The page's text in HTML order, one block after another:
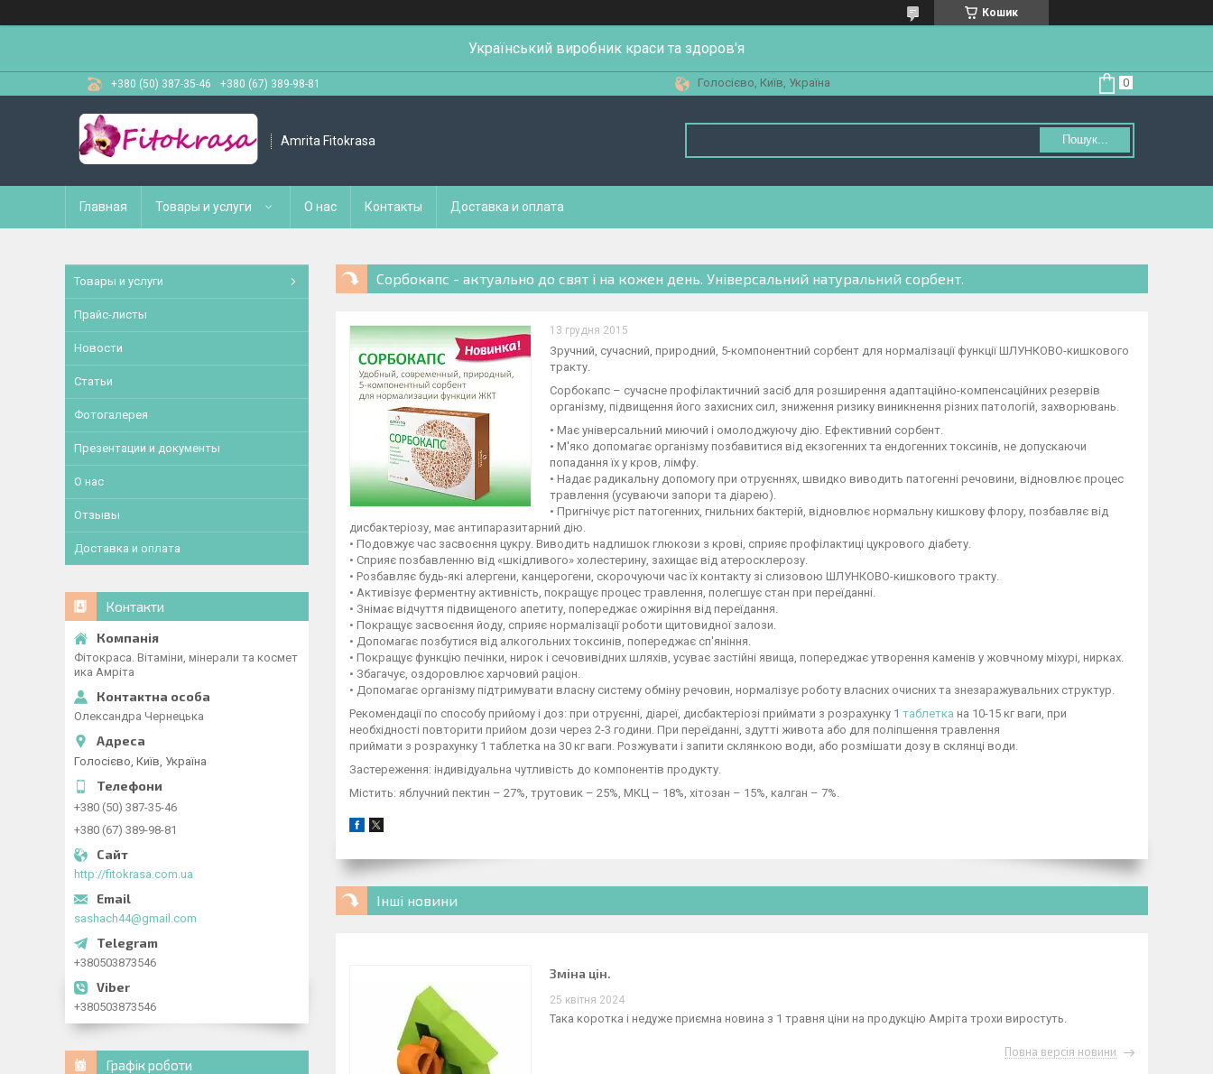
Кошик
Український виробник краси та здоров'я
+380 (50) 387-35-46 +380 (67) 389-98-81 Голосієво, Київ, Україна
Amrita Fitokrasa Пошук...
Главная Товары и услуги О нас Контакты Доставка и оплата
Сорбокапс - актуально до свят і на кожен день. Універсальний натуральний сорбент.
13 грудня 2015
Зручний, сучасний, природний, 5-компонентний сорбент для нормалізації функції ШЛУНКОВО-кишкового
тракту.
Сорбокапс – сучасне профілактичний засіб для розширення адаптаційно-компенсаційних резервів
організму, підвищення його захисних сил, зниження ризику виникнення різних патологій, захворювань.
• Має універсальний миючий і омолоджуючу дію. Ефективний сорбент.
• М'яко допомагає організму позбавитися від екзогенних та ендогенних токсинів, не допускаючи
попадання їх у кров, лімфу.
• Надає радикальну допомогу при отруєннях, швидко виводить патогенні речовини, відновлює процес
травлення (усуваючи запори та діарею).
• Пригнічує ріст патогенних, гнильних бактерій, відновлює нормальну кишкову флору, позбавляє від
дисбактеріозу, має антипаразитарний дію.
• Подовжує час засвоєння цукру. Виводить надлишок глюкози з крові, сприяє профілактиці цукрового діабету.
• Сприяє позбавленню від «шкідливого» холестерину, захищає від атеросклерозу.
• Розбавляє будь-які алергени, канцерогени, скорочуючи час їх контакту зі слизовою ШЛУНКОВО-кишкового тракту.
• Активізує ферментну активність, покращує процес травлення, полегшує стан при переїданні.
• Знімає відчуття підвищеного апетиту, попереджає ожиріння від переїдання.
• Покращує засвоєння йоду, сприяє нормалізації роботи щитовидної залози.
• Допомагає позбутися від алкогольних токсинів, попереджає сп'яніння.
• Покращує функцію печінки, нирок і сечовивідних шляхів, усуває застійні явища, попереджає утворення каменів у жовчному міхурі, нирках.
• Збагачує, оздоровлює харчовий раціон.
• Допомагає організму підтримувати власну систему обміну речовин, нормалізує роботу власних очисних та знезаражувальних структур.
Рекомендації по способу прийому і доз: при отруєнні, діареї, дисбактеріозі приймати з розрахунку 1 таблетка на 10-15 кг ваги, при
необхідності повторити прийом дози через 2-3 години. При переїданні, здутті живота або для поліпшення травлення
приймати з розрахунку 1 таблетка на 30 кг ваги. Розжувати і запити склянкою води, або розмішати дозу в склянці води.
Застереження: індивідуальна чутливість до компонентів продукту.
Містить: яблучний пектин – 27%, трутовик – 25%, МКЦ – 18%, хітозан – 15%, калган – 7%.
Інші новини
Зміна цін.
25 квітня 2024
Така коротка і недуже приємна новина з 1 травня ціни на продукцію Амріта трохи виростуть.
Повна версія новини
Товары и услуги
Прайс-листы
Новости
Статьи
Фотогалерея
Презентации и документы
О нас
Отзывы
Доставка и оплата
Контакти
Фітокраса. Вітаміни, мінерали та космет
ика Амріта
Олександра Чернецька
Голосієво, Київ, Україна
+380 (50) 387-35-46
+380 (67) 389-98-81
http://fitokrasa.com.ua
sashach44@gmail.com
+380503873546
+380503873546
Графік роботи